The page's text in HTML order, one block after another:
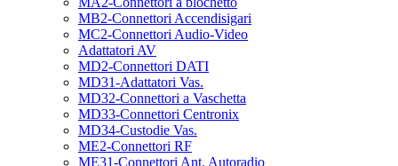
MB2-Connettori Accendisigari
MC2-Connettori Audio-Video
Adattatori AV
MD2-Connettori DATI
MD31-Adattatori Vas.
MD32-Connettori a Vaschetta
MD33-Connettori Centronix
MD34-Custodie Vas.
ME2-Connettori RF
ME31-Connettori Ant. Autoradio